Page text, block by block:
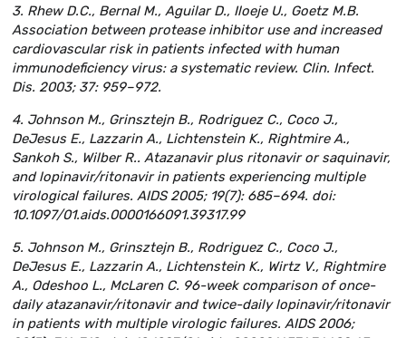
3. Rhew D.C., Bernal M., Aguilar D., Iloeje U., Goetz M.B.
Association between protease inhibitor use and increased
cardiovascular risk in patients infected with human
immunodeficiency virus: a systematic review. Clin. Infect.
Dis. 2003; 37: 959–972.
4. Johnson M., Grinsztejn B., Rodriguez C., Coco J.,
DeJesus E., Lazzarin A., Lichtenstein K., Rightmire A.,
Sankoh S., Wilber R.. Atazanavir plus ritonavir or saquinavir,
and lopinavir/ritonavir in patients experiencing multiple
virological failures. AIDS 2005; 19(7): 685–694. doi:
10.1097/01.aids.0000166091.39317.99
5. Johnson M., Grinsztejn B., Rodriguez C., Coco J.,
DeJesus E., Lazzarin A., Lichtenstein K., Wirtz V., Rightmire
A., Odeshoo L., McLaren C. 96-week comparison of once-
daily atazanavir/ritonavir and twice-daily lopinavir/ritonavir
in patients with multiple virologic failures. AIDS 2006;